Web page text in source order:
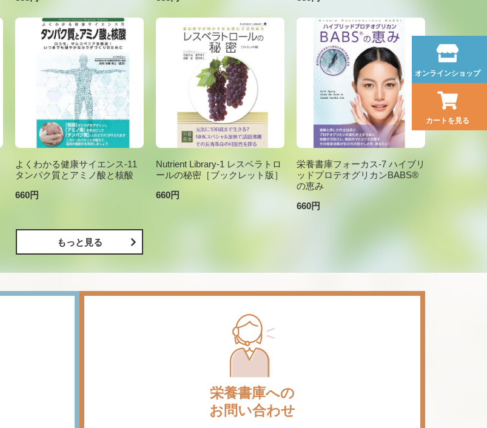
オンラインショップ
カートを見る
よくわかる健康サイエンス-11
タンパク質とアミノ酸と核酸
660円
Nutrient Library-1 レスベラトロ
ールの秘密［ブックレット版］
660円
栄養書庫フォーカス-7 ハイブリ
ッドプロテオグリカンBABS®
の恵み
660円
もっと見る
栄養書庫への
お問い合わせ